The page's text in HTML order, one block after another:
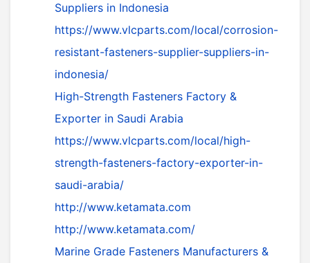
Suppliers in Indonesia
https://www.vlcparts.com/local/corrosion-
resistant-fasteners-supplier-suppliers-in-
indonesia/
High-Strength Fasteners Factory &
Exporter in Saudi Arabia
https://www.vlcparts.com/local/high-
strength-fasteners-factory-exporter-in-
saudi-arabia/
http://www.ketamata.com
http://www.ketamata.com/
Marine Grade Fasteners Manufacturers &